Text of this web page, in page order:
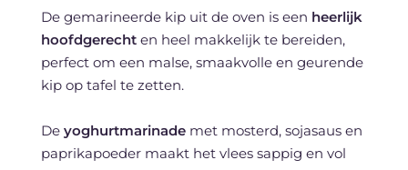
De gemarineerde kip uit de oven is een heerlijk
hoofdgerechten heel makkelijk te bereiden,
perfect om een malse, smaakvolle en geurende
kip op tafel te zetten.
De yoghurtmarinademet mosterd, sojasaus en
paprikapoeder maakt het vlees sappig en vol